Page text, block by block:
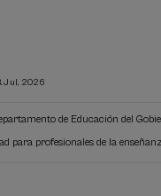
Jul, 2026
de Educación del
para profesionales de la